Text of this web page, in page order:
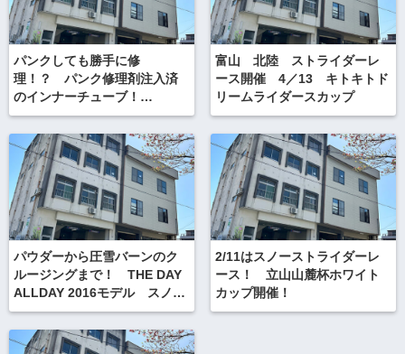
パンクしても勝手に修
理！？ パンク修理剤注入済
のインナーチューブ！
HUTCHINSON Protect Air
チューブ
富山 北陸 ストライダーレ
ース開催 4／13 キトキトド
リームライダースカップ
パウダーから圧雪バーンのク
ルージングまで！ THE DAY
ALLDAY 2016モデル スノー
スクート スノーモト スノ
ーバイク用ワイドボード
2/11はスノーストライダーレ
ース！ 立山山麓杯ホワイト
カップ開催！